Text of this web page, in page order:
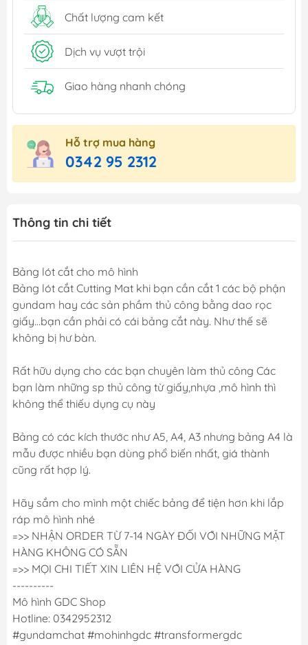
Chất lượng cam kết
Dịch vụ vượt trội
Giao hàng nhanh chóng
Hỗ trợ mua hàng
0342 95 2312
Thông tin chi tiết
Bảng lót cắt cho mô hình
Bảng lót cắt Cutting Mat khi bạn cần cắt 1 các bộ phận
gundam hay các sản phầm thủ công bằng dao rọc
giấy…bạn cần phải có cái bảng cắt này. Như thế sẽ
không bị hư bàn.
Rất hữu dụng cho các bạn chuyên làm thủ công Các
bạn làm những sp thủ công từ giấy,nhựa ,mô hình thì
không thể thiếu dụng cụ này
Bảng có các kích thước như A5, A4, A3 nhưng bảng A4 là
mẫu được nhiều bạn dùng phổ biến nhất, giá thành
cũng rất hợp lý.
Hãy sắm cho mình một chiếc bảng để tiện hơn khi lắp
ráp mô hình nhé
=>> NHẬN ORDER TỪ 7-14 NGÀY ĐỐI VỚI NHỮNG MẶT
HÀNG KHÔNG CÓ SẴN
=>> MỌI CHI TIẾT XIN LIÊN HỆ VỚI CỬA HÀNG
----------
Mô hình GDC Shop
Hotline: 0342952312
#gundamchat #mohinhgdc #transformergdc